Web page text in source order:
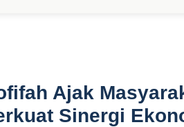
Ajak
Sinergi